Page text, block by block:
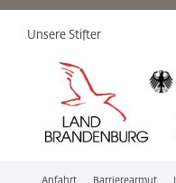
Unsere Stifter
Anfahrt Barrierearmut